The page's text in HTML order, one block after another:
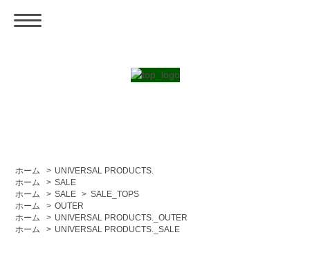
ホーム > UNIVERSAL PRODUCTS.
ホーム
> SALE
ホーム
> SALE > SALE_TOPS
ホーム
> OUTER
ホーム
> UNIVERSAL PRODUCTS._OUTER
ホーム
> UNIVERSAL PRODUCTS._SALE